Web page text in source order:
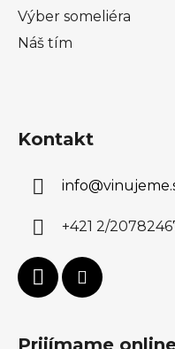
Výber someliéra
Náš tím
Kontakt
info@
+421 2/